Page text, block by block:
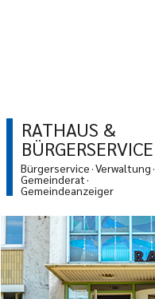
RATHAUS &
BÜRGERSERVICE
Bürgerservice Verwaltung
Gemeinderat
Gemeindeanzeiger